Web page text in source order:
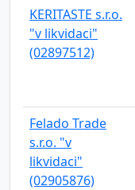
KERITASTE s.r.o.
"v likvidaci"
(02897512)
Felado Trade
s.r.o. "v
likvidaci"
(02905876)